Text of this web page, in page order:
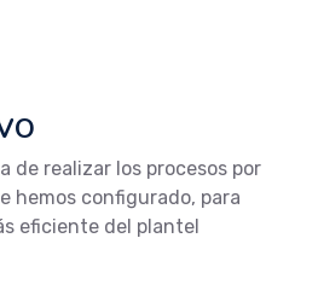
de realizar los procesos por
hemos configurado, para
eficiente del plantel